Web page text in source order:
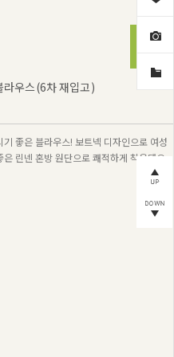
57%
라우스(6차 재입고)
좋은 블라우스! 보트넥 디자인으로 여성
은 린넨 혼방 원단으로 쾌적하게 착용돼요